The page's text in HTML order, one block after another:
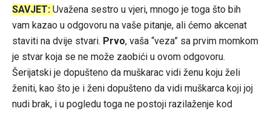
SAVJET: Uvažena sestro u vjeri, mnogo je toga što bih
vam kazao u odgovoru na vaše pitanje, ali ćemo akcenat
staviti na dvije stvari. Prvo, vaša “veza” sa prvim momkom
je stvar koja se ne može zaobići u ovom odgovoru.
Šerijatski je dopušteno da muškarac vidi ženu koju želi
ženiti, kao što je i ženi dopušteno da vidi muškarca koji joj
nudi brak, i u pogledu toga ne postoji razilaženje kod